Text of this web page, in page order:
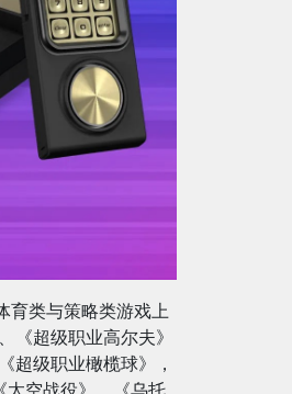
育类与策略类游戏上
《超级职业高尔夫》
超级职业橄榄球》，